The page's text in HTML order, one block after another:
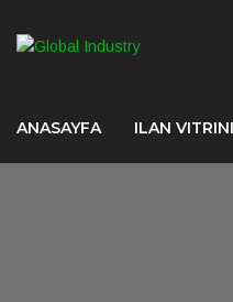
ANASAYFA ILAN VITRINI